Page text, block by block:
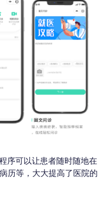
序可以让患者随时随地在
历等，大大提高了医院的